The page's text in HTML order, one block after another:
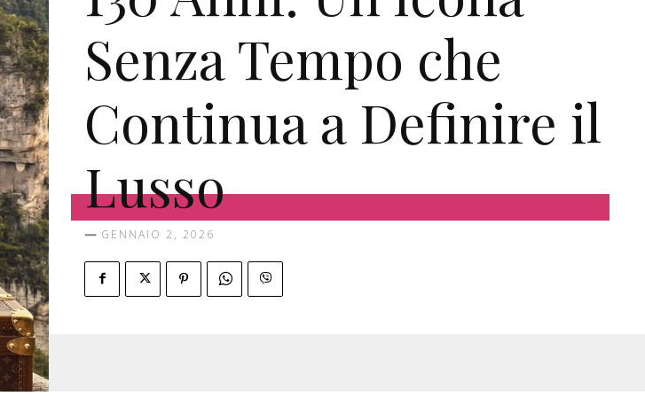
Senza Tempo che
Continua a Definire il
Lusso
GENNAIO 2, 2026